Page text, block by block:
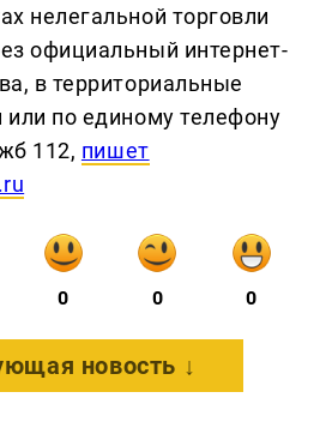
нелегальной торговли
официальный интернет-
в территориальные
по единому телефону
112, пишет
0 0 0
новость ↓